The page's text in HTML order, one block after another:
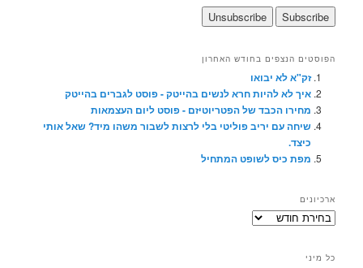
הפוסטים הנצפים בחודש האחרון
זק"א לא יבואו
איך לא להיות חרא לנשים בהייטק - פוסט לגברים בהייטק
מחירו הכבד של הפטריוטיזם - פוסט ליום העצמאות
שיחה עם יריב פוליטי בלי לרצות לשבור משהו מיד? שאל אותי
כיצד.
מפת כיס לשופט המתחיל
ארכיונים
ארכיונים
כל מיני